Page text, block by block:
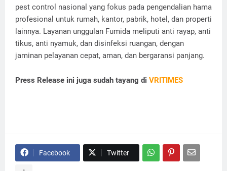
pest control nasional yang fokus pada pengendalian hama
profesional untuk rumah, kantor, pabrik, hotel, dan properti
lainnya. Layanan unggulan Fumida meliputi anti rayap, anti
tikus, anti nyamuk, dan disinfeksi ruangan, dengan
jaminan pelayanan cepat, aman, dan bergaransi panjang.
Press Release ini juga sudah tayang di VRITIMES
Facebook Twitter